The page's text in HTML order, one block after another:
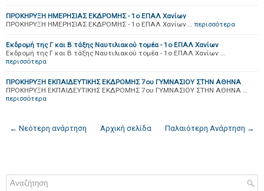
ΠΡΟΚΗΡΥΞΗ ΗΜΕΡΗΣΙΑΣ ΕΚΔΡΟΜΗΣ - 1ο ΕΠΑΛ Χανίων
ΠΡΟΚΗΡΥΞΗ ΗΜΕΡΗΣΙΑΣ ΕΚΔΡΟΜΗΣ - 1ο ΕΠΑΛ Χανίων … περισσότερα
Eκδρομή της Γ και Β τάξης Ναυτιλιακού τομέα - 1ο ΕΠΑΛ Χανίων
Eκδρομή της Γ και Β τάξης Ναυτιλιακού τομέα - 1ο ΕΠΑΛ Χανίων …
περισσότερα
ΠΡΟΚΗΡΥΞΗ ΕΚΠΑΙΔΕΥΤΙΚΗΣ ΕΚΔΡΟΜΗΣ 7ου ΓΥΜΝΑΣΙΟΥ ΣΤΗΝ ΑΘΗΝΑ
ΠΡΟΚΗΡΥΞΗ ΕΚΠΑΙΔΕΥΤΙΚΗΣ ΕΚΔΡΟΜΗΣ 7ου ΓΥΜΝΑΣΙΟΥ ΣΤΗΝ ΑΘΗΝΑ …
περισσότερα
← Νεότερη ανάρτηση Παλαιότερη Ανάρτηση →
Αρχική σελίδα